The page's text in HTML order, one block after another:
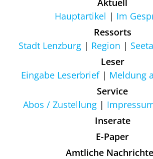
Hauptartikel
Im
Ressorts
Stadt Lenzburg
Region
Leser
Eingabe Leserbrief
Meldung
Service
Abos / Zustellung
Inserate
E-Paper
Amtliche